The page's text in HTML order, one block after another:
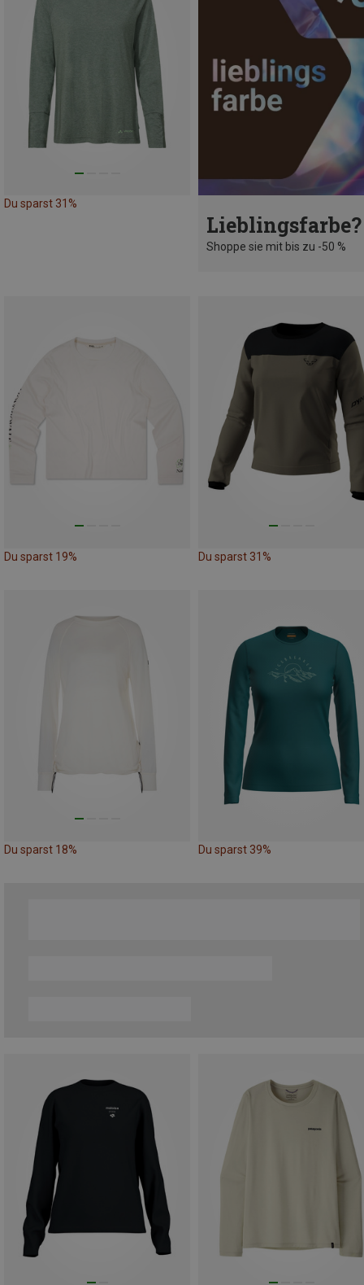
Du sparst 31%
Lieblingsfarbe?
Shoppe sie mit bis zu -50 %
Du sparst 19% Du sparst 31%
Du sparst 18% Du sparst 39%